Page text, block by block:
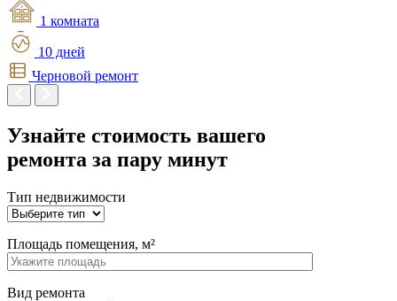
1 комната
10 дней
Черновой ремонт
Узнайте стоимость вашего
ремонта за пару минут
Тип недвижимости
Площадь помещения, м²
Вид ремонта